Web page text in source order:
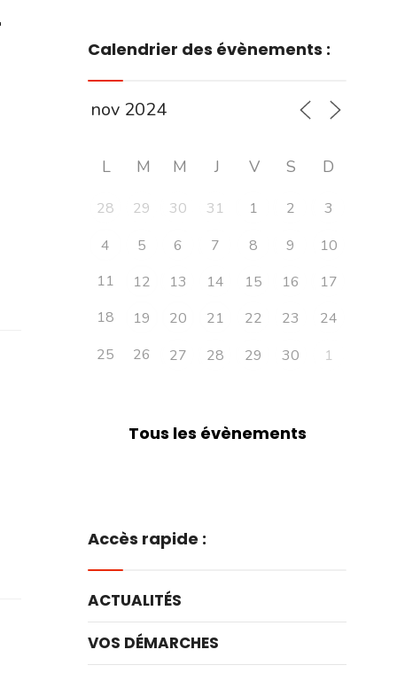
Calendrier des évènements :
L M M J V S D
28 29 30 31 1 2
3
4
5 6 7 8 9
10
11
12 13 14 15 16
17
18
19 20 21 22 23
24
25
26 27 28 29 30 1
Tous les évènements
Accès rapide :
ACTUALITÉS
VOS DÉMARCHES